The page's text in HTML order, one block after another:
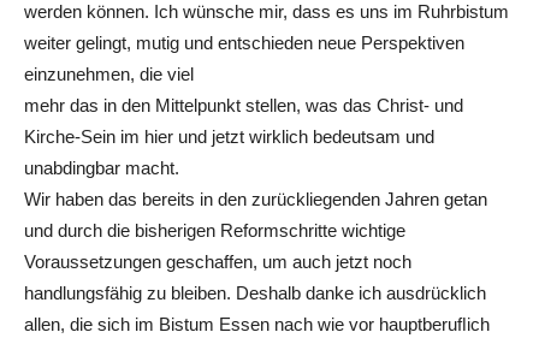
werden können. Ich wünsche mir, dass es uns im Ruhrbistum
weiter gelingt, mutig und entschieden neue Perspektiven
einzunehmen, die viel
mehr das in den Mittelpunkt stellen, was das Christ- und
Kirche-Sein im hier und jetzt wirklich bedeutsam und
unabdingbar macht.
Wir haben das bereits in den zurückliegenden Jahren getan
und durch die bisherigen Reformschritte wichtige
Voraussetzungen geschaffen, um auch jetzt noch
handlungsfähig zu bleiben. Deshalb danke ich ausdrücklich
allen, die sich im Bistum Essen nach wie vor hauptberuﬂich